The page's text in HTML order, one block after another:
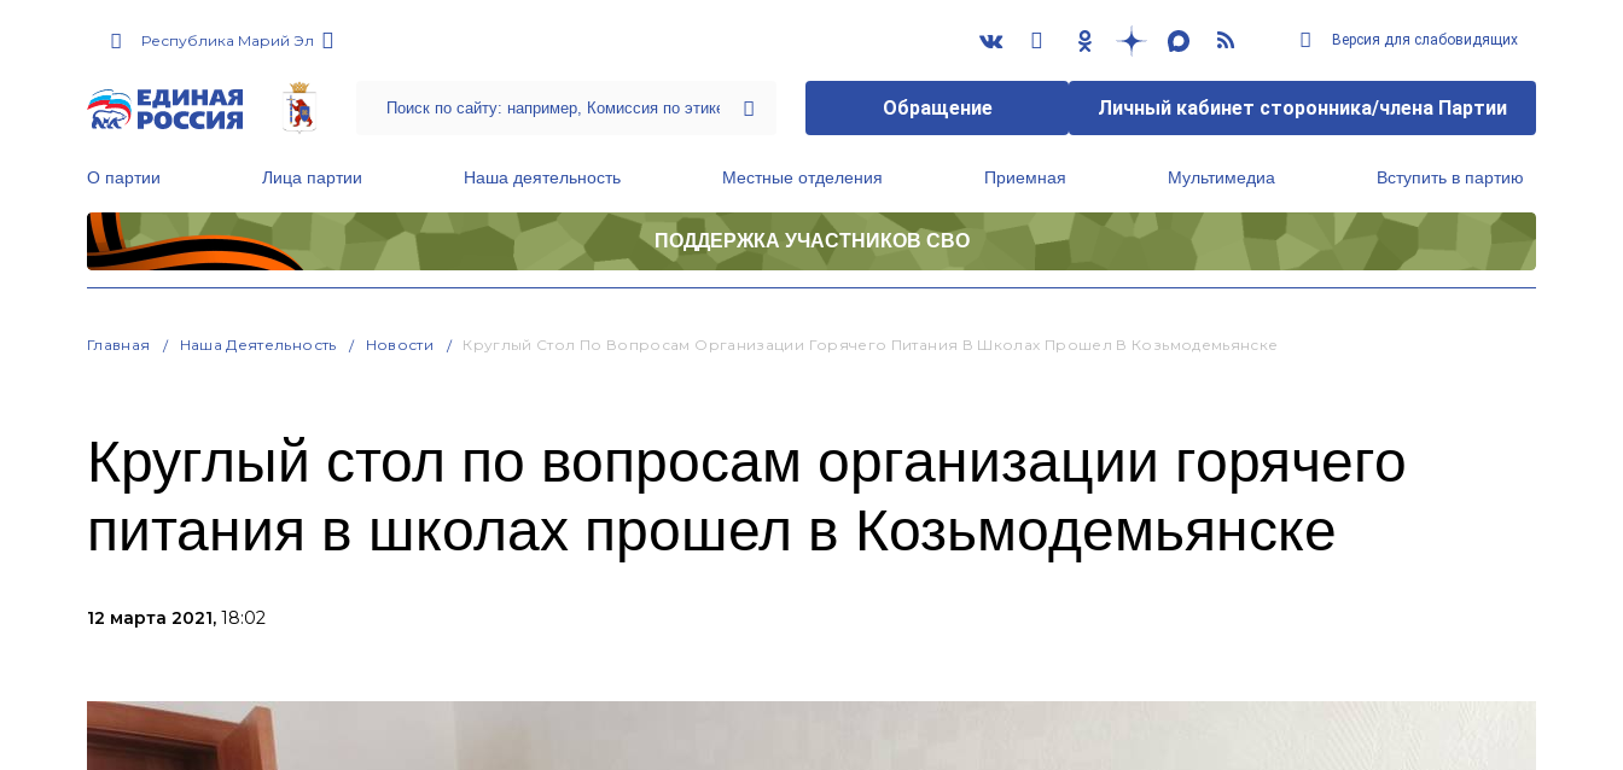
Республика Марий Эл Версия для слабовидящих
Обращение Личный кабинет сторонника/члена Партии
О партии Лица партии Наша деятельность Местные отделения Приемная Мультимедиа Вступить в партию
ПОДДЕРЖКА УЧАСТНИКОВ СВО
Главная Наша Деятельность Новости Круглый Стол По Вопросам Организации Горячего Питания В Школах Прошел В Козьмодемьянске
Круглый стол по вопросам организации горячего
питания в школах прошел в Козьмодемьянске
12 марта 2021, 18:02